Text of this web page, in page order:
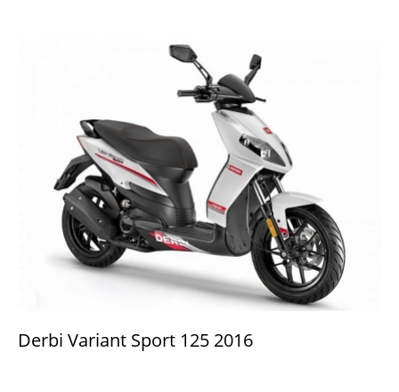
Derbi Variant Sport 125 2016